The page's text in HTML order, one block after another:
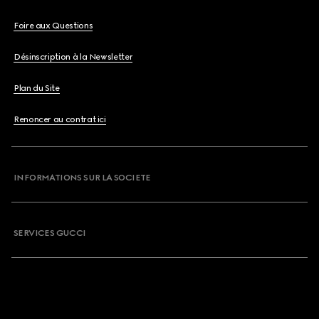
Foire aux Questions
Désinscription à la Newsletter
Plan du Site
Renoncer au contrat ici
INFORMATIONS SUR LA SOCIETE
SERVICES GUCCI